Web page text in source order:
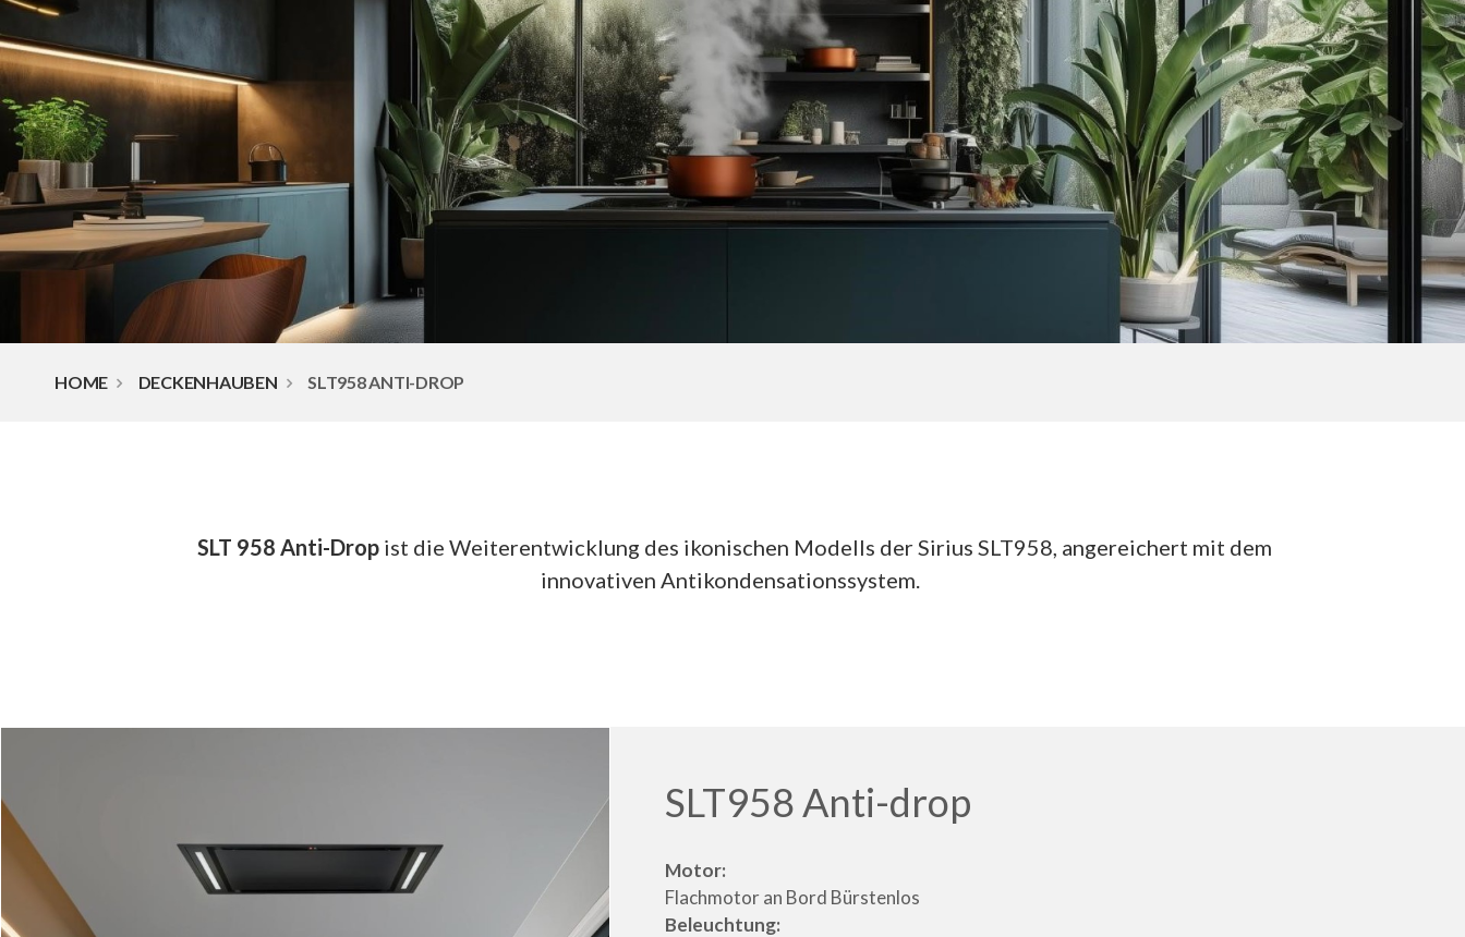
HOME DECKENHAUBEN SLT958 ANTI-DROP
SLT 958 Anti-Drop ist die Weiterentwicklung des ikonischen Modells der Sirius SLT958, angereichert mit dem
innovativen Antikondensationssystem.
SLT958 Anti-drop
Motor:
Flachmotor an Bord Bürstenlos
Beleuchtung:
Czech Republic
Russia
Estonia
Israel
Poland
New Zealand